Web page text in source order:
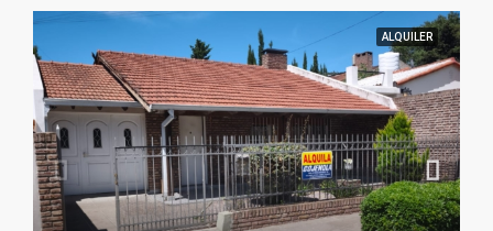
ALQUILER